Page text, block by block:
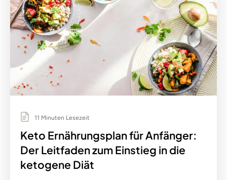
11 Minuten Lesezeit
Keto Ernährungsplan für Anfänger:
Der Leitfaden zum Einstieg in die
ketogene Diät